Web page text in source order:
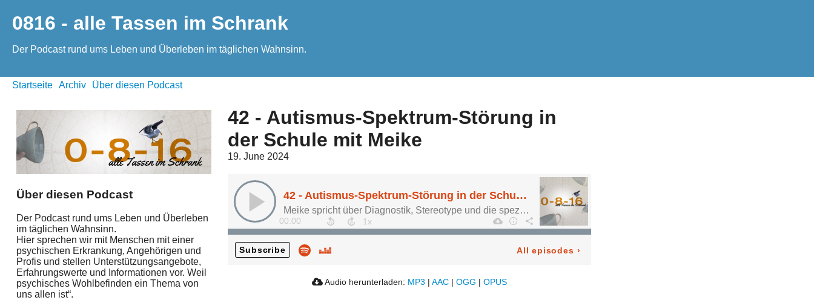
0816 - alle Tassen im Schrank
Der Podcast rund ums Leben und Überleben im täglichen Wahnsinn.
Startseite Archiv Über diesen Podcast
Über diesen Podcast
Der Podcast rund ums Leben und Überleben
im täglichen Wahnsinn.
Hier sprechen wir mit Menschen mit einer
psychischen Erkrankung, Angehörigen und
Profis und stellen Unterstützungsangebote,
Erfahrungswerte und Informationen vor. Weil
psychisches Wohlbefinden ein Thema von
uns allen ist“.
42 - Autismus-Spektrum-Störung in
der Schule mit Meike
19. June 2024
42 - Autismus-Spektrum-Störung in der Schule mit Meike
Meike spricht über Diagnostik, Stereotype und die speziellen Herausforderungen, die autistische Kinder im schulischen Umfeld erleben.
00:00
Subscribe All episodes ›
Audio herunterladen: MP3 |AAC |OGG |OPUS